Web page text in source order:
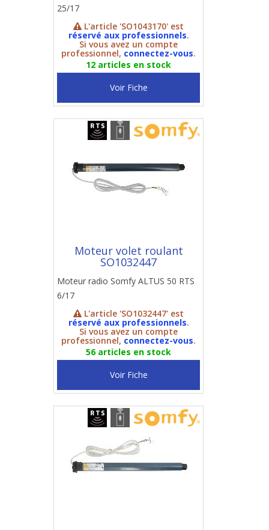
25/17
L'article 'SO1043170' est
réservé aux professionnels.
Si vous avez un compte
professionnel, connectez-vous.
12 articles en stock
Voir Fiche
Moteur volet roulant
SO1032447
Moteur radio Somfy ALTUS 50 RTS
6/17
L'article 'SO1032447' est
réservé aux professionnels.
Si vous avez un compte
professionnel, connectez-vous.
56 articles en stock
Voir Fiche